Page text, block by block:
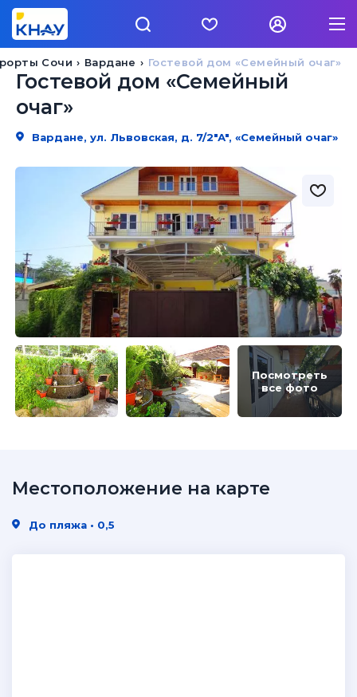
Гостевой дом «Семейный очаг»
Вардане
Сочи
Гостевой дом «Семейный
очаг»
Вардане, ул. Львовская, д. 7/2"А", «Семейный очаг»
Посмотреть
все фото
Местоположение на карте
До пляжа • 0,5